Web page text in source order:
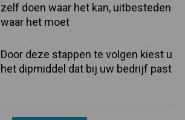
zelf doen waar het kan, uitbesteden
waar het moet
Door deze stappen te volgen kiest u
het dipmiddel dat bij uw bedrijf past